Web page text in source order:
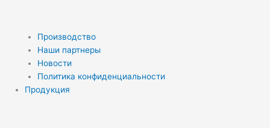
Производство
Наши партнеры
Новости
Политика конфиденциальности
Продукция